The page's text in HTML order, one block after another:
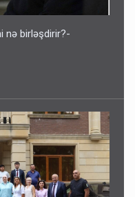
nə birləşdirir?-